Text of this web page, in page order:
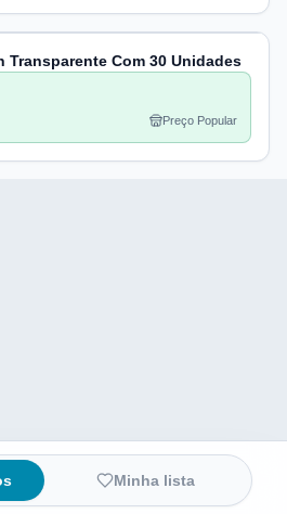
Com 30 Unidades
Preço Popular
Minha lista